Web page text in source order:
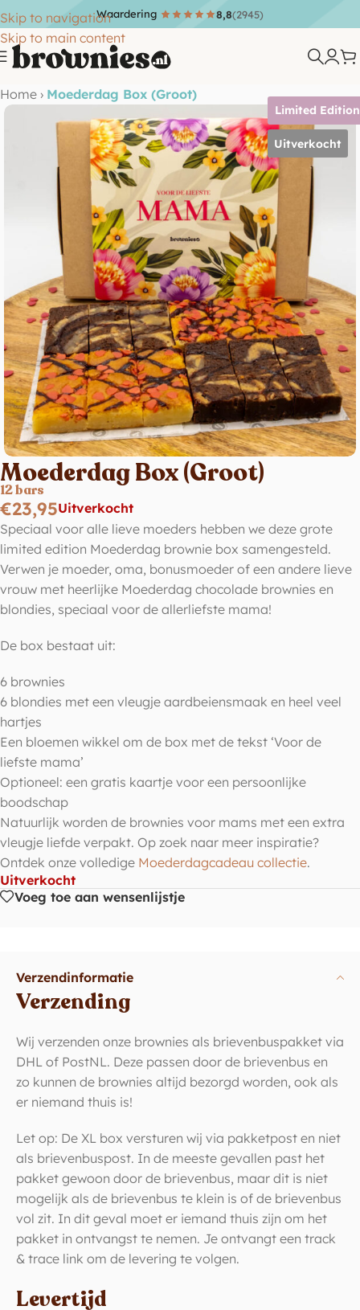
Skip to navigation
Skip to main content
Waardering 8,8(2945)
Home › Moederdag Box (Groot)
Limited Edition
Uitverkocht
Moederdag Box (Groot)
12 bars
€23,95Uitverkocht
Speciaal voor alle lieve moeders hebben we deze grote
limited edition Moederdag brownie box samengesteld.
Verwen je moeder, oma, bonusmoeder of een andere lieve
vrouw met heerlijke Moederdag chocolade brownies en
blondies, speciaal voor de allerliefste mama!
De box bestaat uit:
6 brownies
6 blondies met een vleugje aardbeiensmaak en heel veel
hartjes
Een bloemen wikkel om de box met de tekst ‘Voor de
liefste mama’
Optioneel: een gratis kaartje voor een persoonlijke
boodschap
Natuurlijk worden de brownies voor mams met een extra
vleugje liefde verpakt. Op zoek naar meer inspiratie?
Ontdek onze volledige Moederdagcadeau collectie.
Uitverkocht
Voeg toe aan wensenlijstje
Verzendinformatie
Verzending
Wij verzenden onze brownies als brievenbuspakket via
DHL of PostNL. Deze passen door de brievenbus en
zo kunnen de brownies altijd bezorgd worden, ook als
er niemand thuis is!
Let op: De XL box versturen wij via pakketpost en niet
als brievenbuspost. In de meeste gevallen past het
pakket gewoon door de brievenbus, maar dit is niet
mogelijk als de brievenbus te klein is of de brievenbus
vol zit. In dit geval moet er iemand thuis zijn om het
pakket in ontvangst te nemen. Je ontvangt een track
& trace link om de levering te volgen.
Levertijd